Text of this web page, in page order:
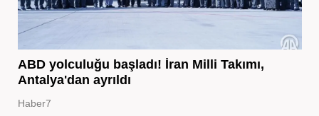
ABD yolculuğu başladı! İran Milli Takımı,
Antalya'dan ayrıldı
Haber7